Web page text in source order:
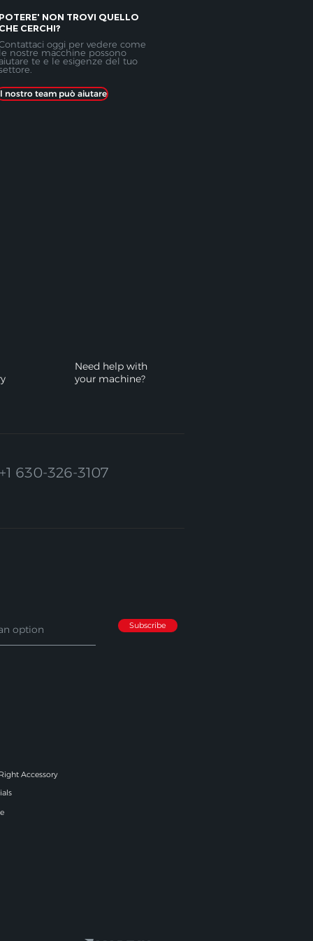
NON TROVI QUELLO
CERCHI?
oggi per vedere come
nostre macchine possono
te e le esigenze del tuo
nostro team può aiutare
Need help with
your machine?
+1 630-326-3107
Subscribe
Accessory